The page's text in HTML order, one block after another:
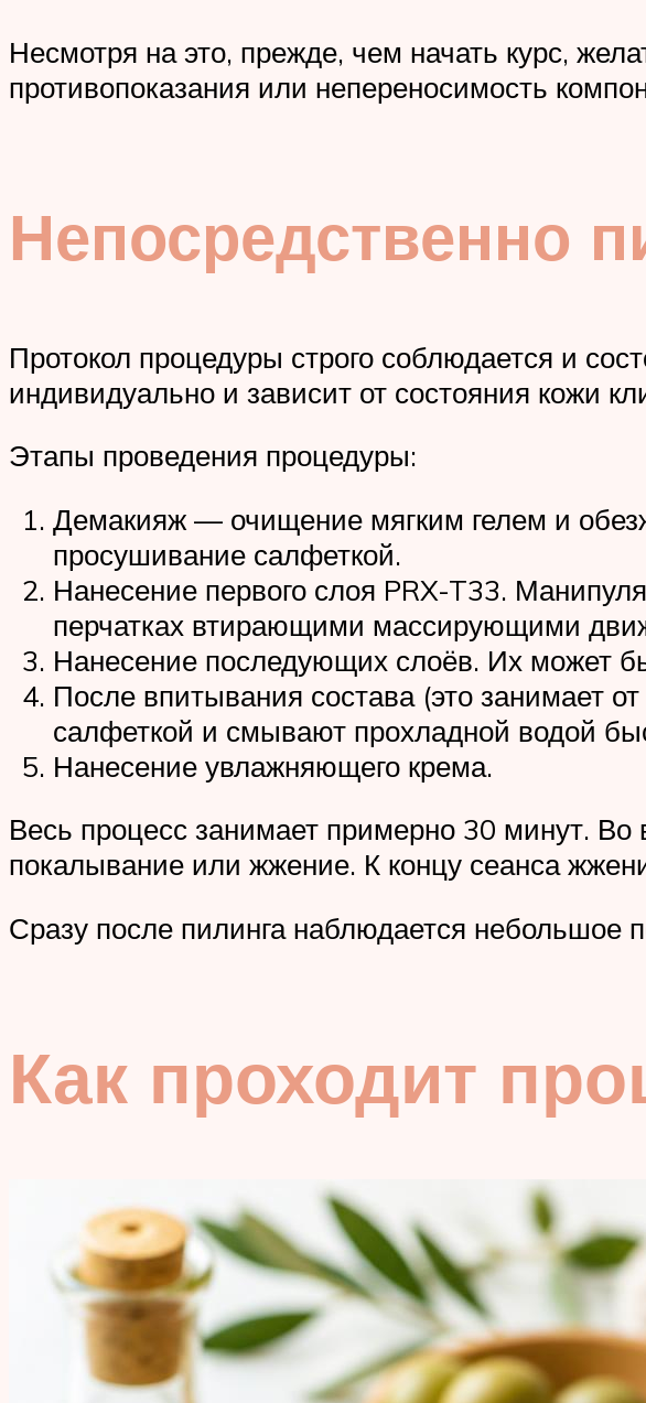
Несмотря на это, прежде, чем начать курс,
противопоказания или непереносимость
Непосредственно
Протокол процедуры строго соблюдается и
индивидуально и зависит от состояния кожи
Этапы проведения процедуры:
Демакияж — очищение мягким гелем и
просушивание салфеткой.
Нанесение первого слоя PRX-T33.
перчатках втирающими массирующими
Нанесение последующих слоёв. Их может
После впитывания состава (это занимает
салфеткой и смывают прохладной водой
Нанесение увлажняющего крема.
Весь процесс занимает примерно 30 минут.
покалывание или жжение. К концу сеанса
Сразу после пилинга наблюдается небольшое
Как проходит